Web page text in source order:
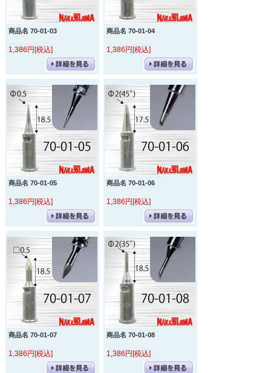
商品名 70-01-03
1,386円[税込]
商品名 70-01-04
1,386円[税込]
商品名 70-01-05
1,386円[税込]
商品名 70-01-06
1,386円[税込]
商品名 70-01-07
1,386円[税込]
商品名 70-01-08
1,386円[税込]